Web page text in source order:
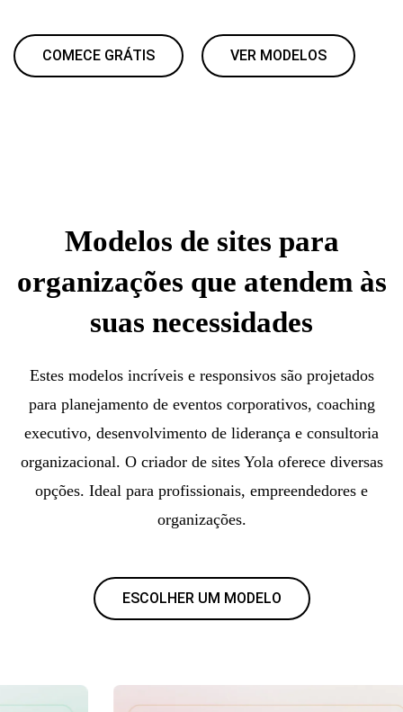
COMECE GRÁTIS VER MODELOS
Modelos de sites para
organizações que atendem às
suas necessidades
Estes modelos incríveis e responsivos são projetados
para planejamento de eventos corporativos, coaching
executivo, desenvolvimento de liderança e consultoria
organizacional. O criador de sites Yola oferece diversas
opções. Ideal para profissionais, empreendedores e
organizações.
ESCOLHER UM MODELO